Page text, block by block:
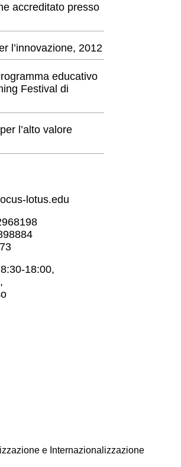
accreditato presso
l’innovazione, 2012
educativo
Festival di
l’alto valore
lotus.edu
18:00,
e Internazionalizzazione